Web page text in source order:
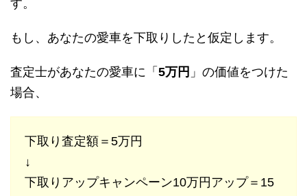
す。
もし、あなたの愛車を下取りしたと仮定します。
査定士があなたの愛車に「 5万円 」の価値をつけた
場合、
下取り査定額＝5万円
↓
下取りアップキャンペーン10万円アップ＝15